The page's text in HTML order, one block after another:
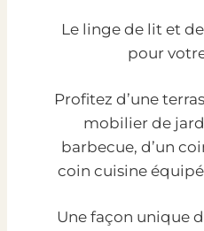
Le linge de lit et
pour
Profitez d’une
mobilier de
barbecue, d’un
coin cuisine
Une façon unique